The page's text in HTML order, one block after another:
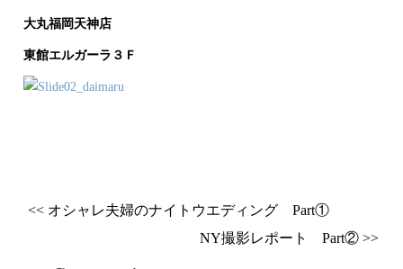
大丸福岡天神店
東館エルガーラ３Ｆ
<< オシャレ夫婦のナイトウエディング Part①
NY撮影レポート Part② >>